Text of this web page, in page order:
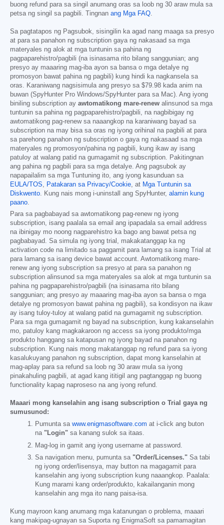
buong refund para sa singil anumang oras sa loob ng 30 araw mula sa
petsa ng singil sa pagbili. Tingnan ang Mga FAQ.
Sa pagtatapos ng Pagsubok, sisingilin ka agad nang maaga sa presyo
at para sa panahon ng subscription gaya ng nakasaad sa mga
materyales ng alok at mga tuntunin sa pahina ng
pagpaparehistro/pagbili (na isinasama rito bilang sanggunian; ang
presyo ay maaaring mag-iba ayon sa bansa o mga detalye ng
promosyon bawat pahina ng pagbili) kung hindi ka nagkansela sa
oras. Karaniwang nagsisimula ang presyo sa $79.98 kada anim na
buwan (SpyHunter Pro Windows/SpyHunter para sa Mac). Ang iyong
biniling subscription ay awtomatikong mare-renew alinsunod sa mga
tuntunin sa pahina ng pagpaparehistro/pagbili, na nagbibigay ng
awtomatikong pag-renew sa naaangkop na karaniwang bayad sa
subscription na may bisa sa oras ng iyong orihinal na pagbili at para
sa parehong panahon ng subscription o gaya ng nakasaad sa mga
materyales ng promosyon/pahina ng pagbili, kung ikaw ay isang
patuloy at walang patid na gumagamit ng subscription. Pakitingnan
ang pahina ng pagbili para sa mga detalye. Ang pagsubok ay
napapailalim sa mga Tuntuning ito, ang iyong kasunduan sa
EULA/TOS, Patakaran sa Privacy/Cookie, at Mga Tuntunin sa
Diskwento. Kung nais mong i-uninstall ang SpyHunter, alamin kung
paano.
Para sa pagbabayad sa awtomatikong pag-renew ng iyong
subscription, isang paalala sa email ang ipapadala sa email address
na ibinigay mo noong nagparehistro ka bago ang bawat petsa ng
pagbabayad. Sa simula ng iyong trial, makakatanggap ka ng
activation code na limitado sa paggamit para lamang sa isang Trial at
para lamang sa isang device bawat account. Awtomatikong mare-
renew ang iyong subscription sa presyo at para sa panahon ng
subscription alinsunod sa mga materyales sa alok at mga tuntunin sa
pahina ng pagpaparehistro/pagbili (na isinasama rito bilang
sanggunian; ang presyo ay maaaring mag-iba ayon sa bansa o mga
detalye ng promosyon bawat pahina ng pagbili), sa kondisyon na ikaw
ay isang tuloy-tuloy at walang patid na gumagamit ng subscription.
Para sa mga gumagamit ng bayad na subscription, kung kakanselahin
mo, patuloy kang magkakaroon ng access sa iyong produkto/mga
produkto hanggang sa katapusan ng iyong bayad na panahon ng
subscription. Kung nais mong makatanggap ng refund para sa iyong
kasalukuyang panahon ng subscription, dapat mong kanselahin at
mag-aplay para sa refund sa loob ng 30 araw mula sa iyong
pinakahuling pagbili, at agad kang ititigil ang pagtanggap ng buong
functionality kapag naproseso na ang iyong refund.
Maaari mong kanselahin ang isang subscription o Trial gaya ng
sumusunod:
Pumunta sa www.enigmasoftware.com at i-click ang buton
na "Login" sa kanang sulok sa itaas.
Mag-log in gamit ang iyong username at password.
Sa navigation menu, pumunta sa "Order/Licenses." Sa tabi
ng iyong order/lisensya, may button na magagamit para
kanselahin ang iyong subscription kung naaangkop. Paalala:
Kung marami kang order/produkto, kakailanganin mong
kanselahin ang mga ito nang paisa-isa.
Kung mayroon kang anumang mga katanungan o problema, maaari
kang makipag-ugnayan sa Suporta ng EnigmaSoft sa pamamagitan